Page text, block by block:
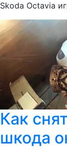
Skoda Octavia
Как
шкода